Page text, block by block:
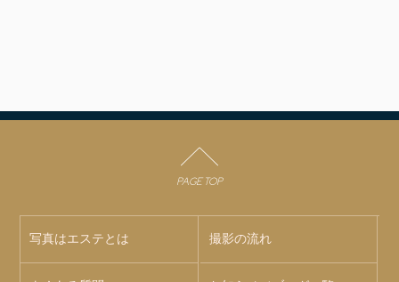
PAGE TOP
写真はエステとは 撮影の流れ